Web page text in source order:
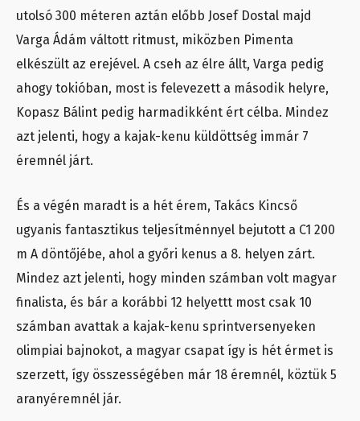
utolsó 300 méteren aztán előbb Josef Dostal majd
Varga Ádám váltott ritmust, miközben Pimenta
elkészült az erejével. A cseh az élre állt, Varga pedig
ahogy tokióban, most is felevezett a második helyre,
Kopasz Bálint pedig harmadikként ért célba. Mindez
azt jelenti, hogy a kajak-kenu küldöttség immár 7
éremnél járt.
És a végén maradt is a hét érem, Takács Kincső
ugyanis fantasztikus teljesítménnyel bejutott a C1 200
m A döntőjébe, ahol a győri kenus a 8. helyen zárt.
Mindez azt jelenti, hogy minden számban volt magyar
finalista, és bár a korábbi 12 helyettt most csak 10
számban avattak a kajak-kenu sprintversenyeken
olimpiai bajnokot, a magyar csapat így is hét érmet is
szerzett, így összességében már 18 éremnél, köztük 5
aranyéremnél jár.